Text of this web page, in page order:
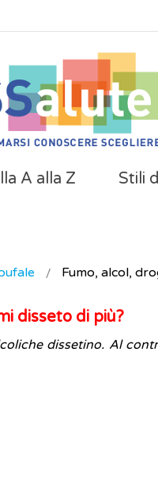
A alla Z Stili
Fumo, alcol,
disseto di più?
dissetino. Al